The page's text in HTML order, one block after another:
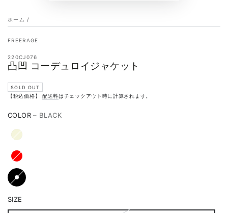
ホーム /
FREERAGE
220CJ076
凸凹 コーデュロイジャケット
SOLD OUT
【税込価格】 配送料はチェックアウト時に計算されます。
COLOR– BLACK
SIZE